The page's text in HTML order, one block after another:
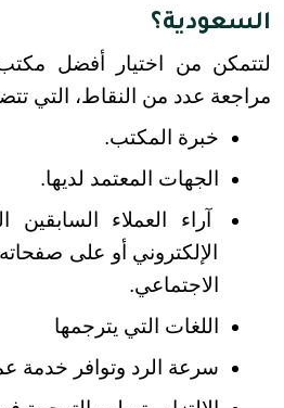
السعودية؟
مراجعة عدد من النقاط، التي
خبرة المكتب.
الجهات المعتمد لديها.
الاجتماعي.
اللغات التي يترجمها
سرعة الرد وتوافر خدمة